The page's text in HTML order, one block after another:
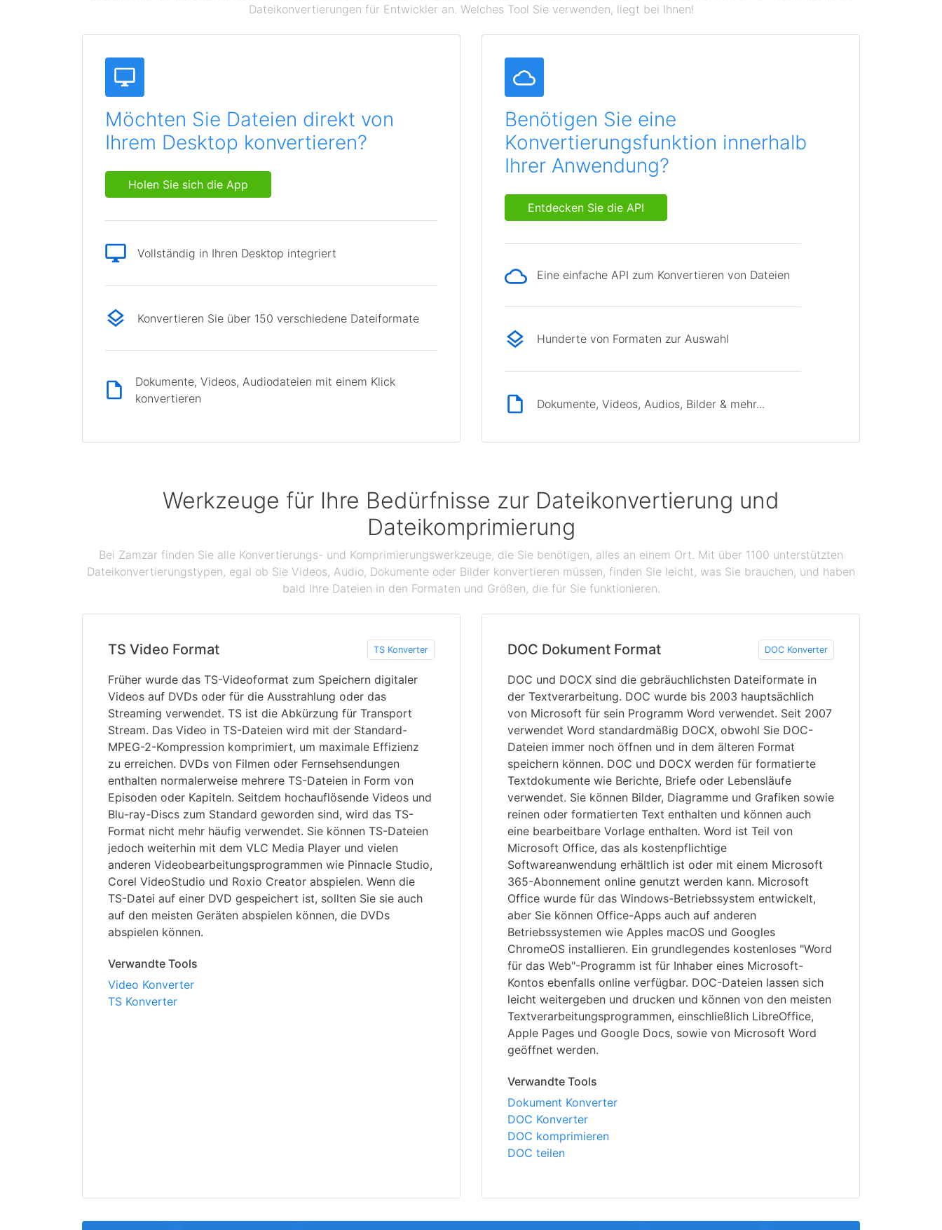
Dateikonvertierungen für Entwickler an. Welches Tool Sie verwenden, liegt bei Ihnen!
Möchten Sie Dateien direkt von
Ihrem Desktop konvertieren?
Holen Sie sich die App
Vollständig in Ihren Desktop integriert
Konvertieren Sie über 150 verschiedene Dateiformate
Dokumente, Videos, Audiodateien mit einem Klick
konvertieren
Benötigen Sie eine
Konvertierungsfunktion innerhalb
Ihrer Anwendung?
Entdecken Sie die API
Eine einfache API zum Konvertieren von Dateien
Hunderte von Formaten zur Auswahl
Dokumente, Videos, Audios, Bilder & mehr...
Werkzeuge für Ihre Bedürfnisse zur Dateikonvertierung und
Dateikomprimierung
Bei Zamzar finden Sie alle Konvertierungs- und Komprimierungswerkzeuge, die Sie benötigen, alles an einem Ort. Mit über 1100 unterstützten
Dateikonvertierungstypen, egal ob Sie Videos, Audio, Dokumente oder Bilder konvertieren müssen, finden Sie leicht, was Sie brauchen, und haben
bald Ihre Dateien in den Formaten und Größen, die für Sie funktionieren.
TS Video Format TS Konverter
Früher wurde das TS-Videoformat zum Speichern digitaler
Videos auf DVDs oder für die Ausstrahlung oder das
Streaming verwendet. TS ist die Abkürzung für Transport
Stream. Das Video in TS-Dateien wird mit der Standard-
MPEG-2-Kompression komprimiert, um maximale Effizienz
zu erreichen. DVDs von Filmen oder Fernsehsendungen
enthalten normalerweise mehrere TS-Dateien in Form von
Episoden oder Kapiteln. Seitdem hochauflösende Videos und
Blu-ray-Discs zum Standard geworden sind, wird das TS-
Format nicht mehr häufig verwendet. Sie können TS-Dateien
jedoch weiterhin mit dem VLC Media Player und vielen
anderen Videobearbeitungsprogrammen wie Pinnacle Studio,
Corel VideoStudio und Roxio Creator abspielen. Wenn die
TS-Datei auf einer DVD gespeichert ist, sollten Sie sie auch
auf den meisten Geräten abspielen können, die DVDs
abspielen können.
Verwandte Tools
Video Konverter
TS Konverter
DOC Dokument Format DOC Konverter
DOC und DOCX sind die gebräuchlichsten Dateiformate in
der Textverarbeitung. DOC wurde bis 2003 hauptsächlich
von Microsoft für sein Programm Word verwendet. Seit 2007
verwendet Word standardmäßig DOCX, obwohl Sie DOC-
Dateien immer noch öffnen und in dem älteren Format
speichern können. DOC und DOCX werden für formatierte
Textdokumente wie Berichte, Briefe oder Lebensläufe
verwendet. Sie können Bilder, Diagramme und Grafiken sowie
reinen oder formatierten Text enthalten und können auch
eine bearbeitbare Vorlage enthalten. Word ist Teil von
Microsoft Office, das als kostenpflichtige
Softwareanwendung erhältlich ist oder mit einem Microsoft
365-Abonnement online genutzt werden kann. Microsoft
Office wurde für das Windows-Betriebssystem entwickelt,
aber Sie können Office-Apps auch auf anderen
Betriebssystemen wie Apples macOS und Googles
ChromeOS installieren. Ein grundlegendes kostenloses "Word
für das Web"-Programm ist für Inhaber eines Microsoft-
Kontos ebenfalls online verfügbar. DOC-Dateien lassen sich
leicht weitergeben und drucken und können von den meisten
Textverarbeitungsprogrammen, einschließlich LibreOffice,
Apple Pages und Google Docs, sowie von Microsoft Word
geöffnet werden.
Verwandte Tools
Dokument Konverter
DOC Konverter
DOC komprimieren
DOC teilen